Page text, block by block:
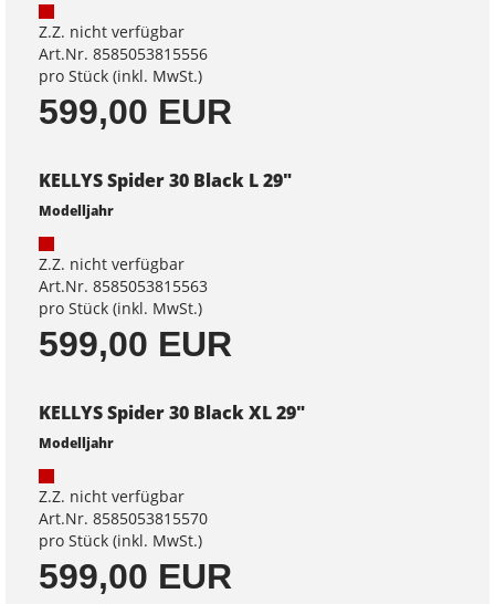
Z.Z. nicht verfügbar
Art.Nr. 8585053815556
pro Stück (inkl. MwSt.)
599,00 EUR
KELLYS Spider 30 Black L 29"
Modelljahr
Z.Z. nicht verfügbar
Art.Nr. 8585053815563
pro Stück (inkl. MwSt.)
599,00 EUR
KELLYS Spider 30 Black XL 29"
Modelljahr
Z.Z. nicht verfügbar
Art.Nr. 8585053815570
pro Stück (inkl. MwSt.)
599,00 EUR